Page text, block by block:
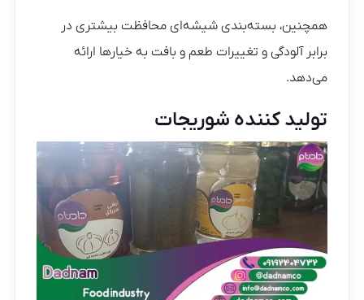
همچنین، بسته‌بندی شیشه‌ای محافظت بیشتری در
برابر آلودگی و تغییرات طعم و بافت به خیارها ارائه
می‌دهد.
تولید کننده شوریجات